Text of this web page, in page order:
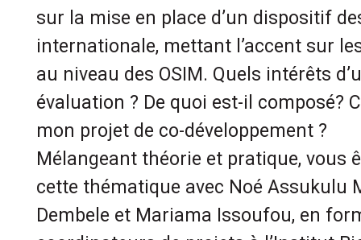
sur la mise en place d’un dispositif
internationale, mettant l’accent sur
au niveau des OSIM. Quels intérêts
évaluation ? De quoi est-il composé?
mon projet de co-développement ?
Mélangeant théorie et pratique, vous
cette thématique avec Noé Assukulu
Dembele et Mariama Issoufou, en